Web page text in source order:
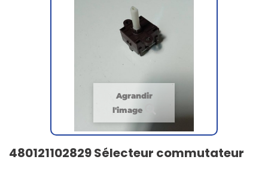
Agrandir
l'image
480121102829 Sélecteur commutateur